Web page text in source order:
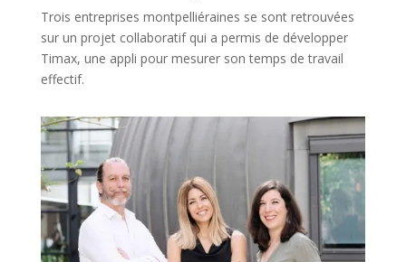
Trois entreprises montpelliéraines se sont retrouvées
sur un projet collaboratif qui a permis de développer
Timax, une appli pour mesurer son temps de travail
effectif.